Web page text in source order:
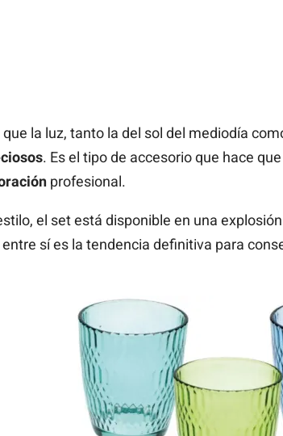
la luz, tanto la del sol del mediodía
. Es el tipo de accesorio que hace
profesional.
el set está disponible en una
sí es la tendencia definitiva para